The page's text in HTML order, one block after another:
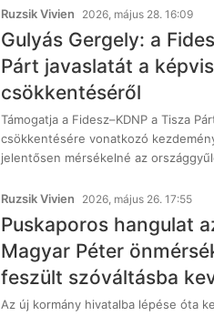
Ruzsik Vivien 2026, május 28. 16:09
Gulyás Gergely: a
Párt javaslatát a
csökkentéséről
Támogatja a Fidesz–KDNP a Tisza
csökkentésére vonatkozó
jelentősen mérsékelné az
Ruzsik Vivien 2026, május 26. 17:55
Puskaporos hangulat
Magyar Péter
feszült szóváltásba
Az új kormány hivatalba lépése óta